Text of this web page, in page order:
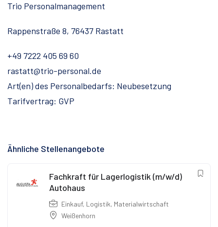
Trio Personalmanagement
Rappenstraße 8, 76437 Rastatt
+49 7222 405 69 60
rastatt@trio-personal.de
Art(en) des Personalbedarfs: Neubesetzung
Tarifvertrag: GVP
Ähnliche Stellenangebote
Fachkraft für Lagerlogistik (m/w/d)
Autohaus
Einkauf, Logistik, Materialwirtschaft
Weißenhorn